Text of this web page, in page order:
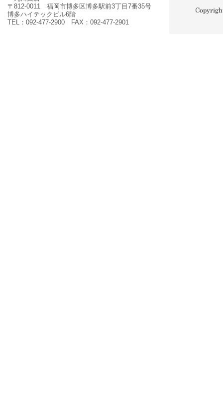
〒812-0011 福岡市博多区博多駅前3丁目7番35号
博多ハイテックビル6階
TEL：092-477-2900 FAX：092-477-2901